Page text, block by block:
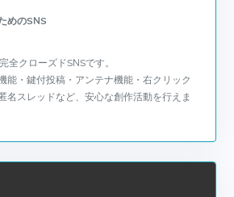
めのSNS
全クローズドSNSです。
能・鍵付投稿・アンテナ機能・右クリック
名スレッドなど、安心な創作活動を行えま